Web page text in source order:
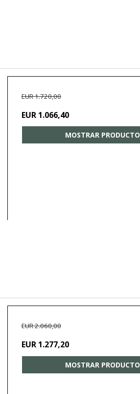
EUR 1.720,00
EUR 1.066,40
MOSTRAR PRODUCTO
EUR 2.060,00
EUR 1.277,20
MOSTRAR PRODUCTO